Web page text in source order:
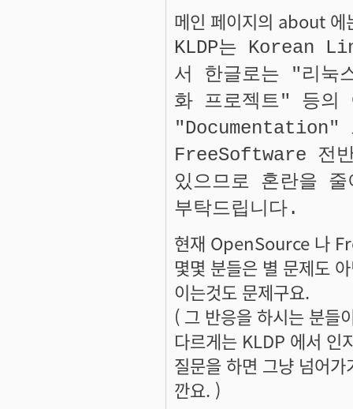
메인 페이지의 about 에
KLDP는 Korean
서 한글로는 "리눅
화 프로젝트" 등의
"Documentation"
FreeSoftware 전
있으므로 혼란을
부탁드립니다.
현재 OpenSource 나
몇몇 분들은 별 문제도
이는것도 문제구요.
( 그 반응을 하시는 분들
다르게는 KLDP 에서 인
질문을 하면 그냥 넘어
깐요. )